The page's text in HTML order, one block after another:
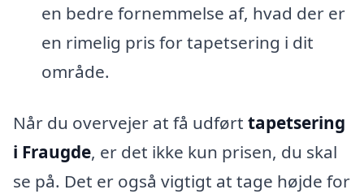
en bedre fornemmelse af, hvad der er
en rimelig pris for tapetsering i dit
område.
Når du overvejer at få udført tapetsering
i Fraugde, er det ikke kun prisen, du skal
se på. Det er også vigtigt at tage højde for